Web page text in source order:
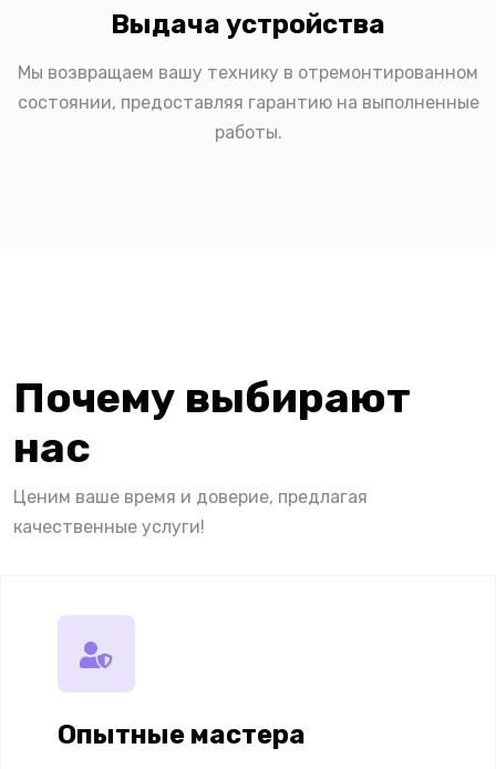
Выдача устройства
Мы возвращаем вашу технику в отремонтированном
состоянии, предоставляя гарантию на выполненные
работы.
Почему выбирают
нас
Ценим ваше время и доверие, предлагая
качественные услуги!
Опытные мастера